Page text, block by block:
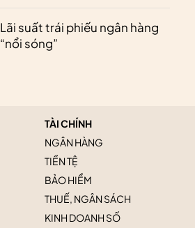
Lãi suất trái phiếu ngân hàng
“nổi sóng”
TÀI CHÍNH
NGÂN HÀNG
TIỀN TỆ
BẢO HIỂM
THUẾ, NGÂN SÁCH
KINH DOANH SỐ